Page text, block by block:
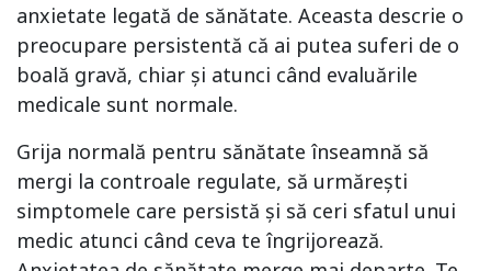
anxietate legată de sănătate. Aceasta descrie o
preocupare persistentă că ai putea suferi de o
boală gravă, chiar și atunci când evaluările
medicale sunt normale.
Grija normală pentru sănătate înseamnă să
mergi la controale regulate, să urmărești
simptomele care persistă și să ceri sfatul unui
medic atunci când ceva te îngrijorează.